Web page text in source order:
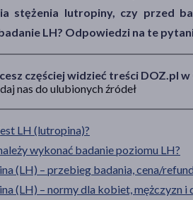
stężenia lutropiny, czy przed
LH? Odpowiedzi na te
częściej widzieć treści DOZ.pl w
nas do ulubionych źródeł
LH (lutropina)?
wykonać badanie poziomu LH?
(LH) – przebieg badania, cena/
(LH) – normy dla kobiet, mężczyzn i